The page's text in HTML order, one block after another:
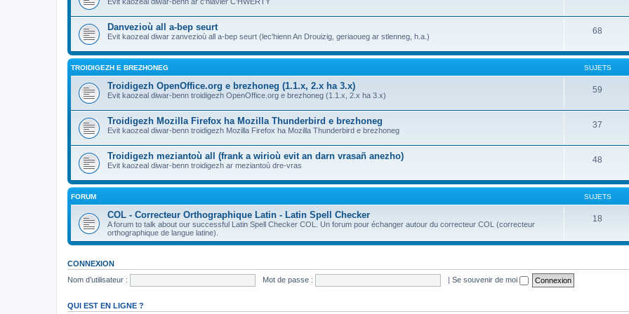
Danvezioù all a-bep seurt
Evit kaozeal diwar zanvezioù all a-bep seurt (lec'hienn An Drouizig, geriaoueg ar stlenneg, h.a.)
68
TROIDIGEZH E BREZHONEG SUJETS
Troidigezh OpenOffice.org e brezhoneg (1.1.x, 2.x ha 3.x)
Evit kaozeal diwar-benn troidigezh OpenOffice.org e brezhoneg (1.1.x, 2.x ha 3.x)
59
Troidigezh Mozilla Firefox ha Mozilla Thunderbird e brezhoneg
Evit kaozeal diwar-benn troidigezh Mozilla Firefox ha Mozilla Thunderbird e brezhoneg
37
Troidigezh meziantoù all (frank a wirioù evit an darn vrasañ anezho)
Evit kaozeal diwar-benn troidigezh ar meziantoù dre-vras
48
FORUM SUJETS
COL - Correcteur Orthographique Latin - Latin Spell Checker
A forum to talk about our successful Latin Spell Checker COL. Un forum pour échanger autour du correcteur COL (correcteur
orthographique de langue latine).
18
CONNEXION
Nom d’utilisateur :
Mot de passe : | Se souvenir de moi
QUI EST EN LIGNE ?